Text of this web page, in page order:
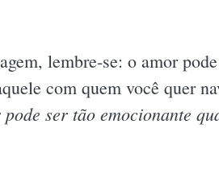
lembre-se: o amor
com quem você quer
ser tão emocionante